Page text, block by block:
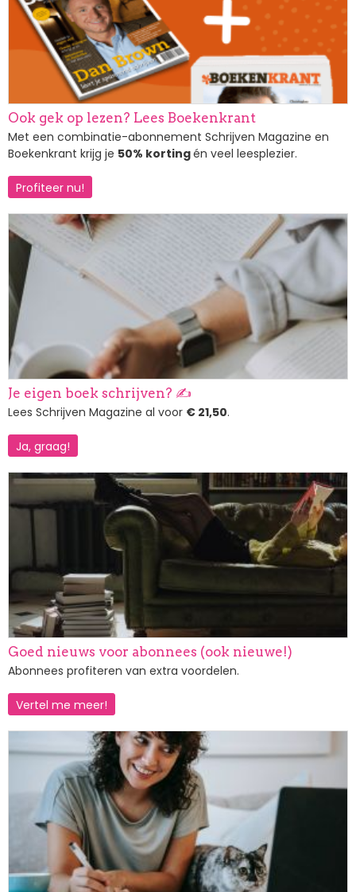
Ook gek op lezen? Lees Boekenkrant
Met een combinatie-abonnement Schrijven Magazine en
Boekenkrant krijg je 50% kortingén veel leesplezier.
Profiteer nu!
Afbeelding
Je eigen boek schrijven? ✍️
Lees Schrijven Magazine al voor € 21,50.
Ja, graag!
Afbeelding
Goed nieuws voor abonnees (ook nieuwe!)
Abonnees profiteren van extra voordelen.
Vertel me meer!